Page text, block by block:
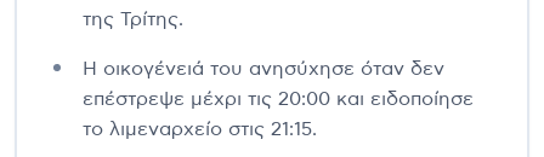
της Τρίτης.
Η οικογένειά του ανησύχησε όταν δεν
επέστρεψε μέχρι τις 20:00 και ειδοποίησε
το λιμεναρχείο στις 21:15.